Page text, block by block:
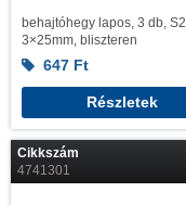
behajtóhegy lapos, 3 db,
3×25mm, bliszteren
647 Ft
Részletek
Cikkszám
4741301